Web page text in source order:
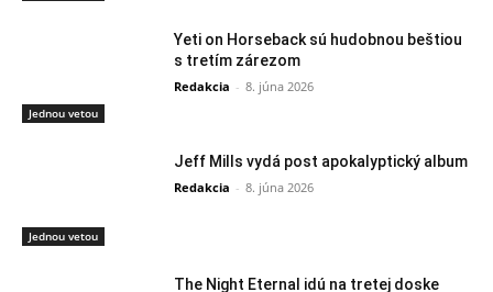
Jednou vetou
Yeti on Horseback sú hudobnou beštiou
s tretím zárezom
Redakcia - 8. júna 2026
Jednou vetou
Jeff Mills vydá post apokalyptický album
Redakcia - 8. júna 2026
The Night Eternal idú na tretej doske